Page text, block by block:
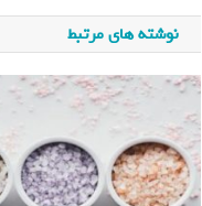
نوشته های مرتبط